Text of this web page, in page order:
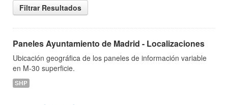
Filtrar Resultados
Paneles Ayuntamiento de Madrid - Localizaciones
Ubicación geográfica de los paneles de información variable
en M-30 superficie.
SHP